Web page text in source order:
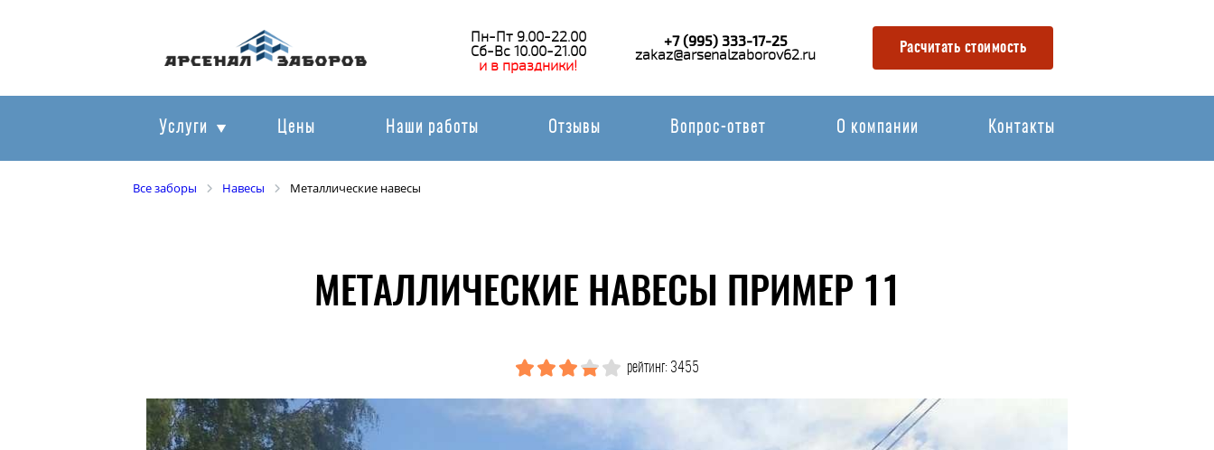
Пн-Пт 9.00-22.00
Сб-Вс 10.00-21.00
и в праздники!
+7 (995) 333-17-25
zakaz@arsenalzaborov62.ru Расчитать стоимость
Услуги Цены Наши работы Отзывы Вопрос-ответ О компании Контакты
Все заборы Навесы Металлические навесы
МЕТАЛЛИЧЕСКИЕ НАВЕСЫ ПРИМЕР 11
рейтинг: 3455